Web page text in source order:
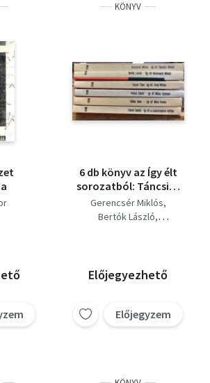
KÖNYV
6 db könyv az Így élt
sorozatból: Táncsics
Mihály, Vörösmarty
Mihály, Zrínyi Miklós,
(Petőfi)
Gerencsér Miklós
Bertók László
Fekete Sándor
Előjegyezhető
Előjegyzem